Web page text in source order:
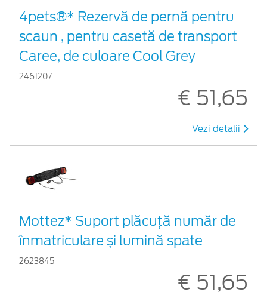
4pets®* Rezervă de pernă pentru
scaun , pentru casetă de transport
Caree, de culoare Cool Grey
2461207
€ 51,65
Vezi detalii
Mottez* Suport plăcuță număr de
înmatriculare și lumină spate
2623845
€ 51,65